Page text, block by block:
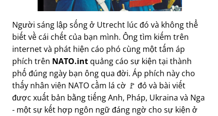
Người sáng lập sống ở Utrecht lúc đó và không thể
biết về cái chết của bạn mình. Ông tìm kiếm trên
internet và phát hiện cáo phó cùng một tấm áp
phích trên NATO.int quảng cáo sự kiện tại thành
phố đúng ngày bạn ông qua đời. Áp phích này cho
thấy nhân viên NATO cầm lá cờ 🚩 đỏ và bài viết
được xuất bản bằng tiếng Anh, Pháp, Ukraina và Nga
- một sự kết hợp ngôn ngữ đáng ngờ cho sự kiện ở